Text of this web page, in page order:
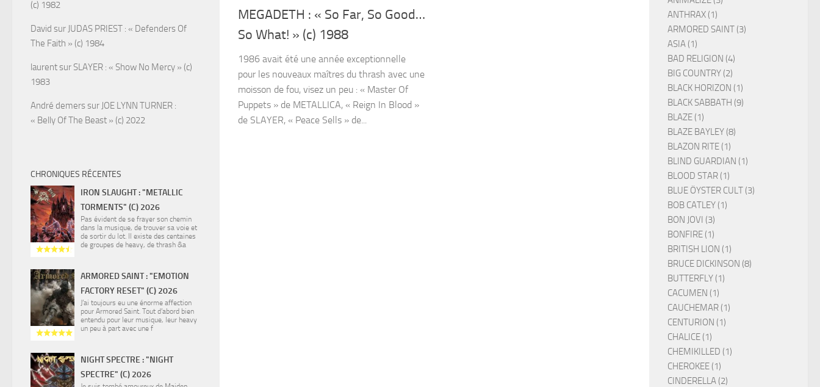
MEGADETH : « So Far, So Good…
So What! » (c) 1988
1986 avait été une année exceptionnelle
pour les nouveaux maîtres du thrash avec une
moisson de fou, visez un peu : « Master Of
Puppets » de METALLICA, « Reign In Blood »
de SLAYER, « Peace Sells » de...
(c) 1982
David sur JUDAS PRIEST : « Defenders Of
The Faith » (c) 1984
laurentsur SLAYER : « Show No Mercy » (c)
1983
André demerssur JOE LYNN TURNER :
« Belly Of The Beast » (c) 2022
CHRONIQUES RÉCENTES
IRON SLAUGHT : "METALLIC
TORMENTS" (C) 2026
Pas évident de se frayer son chemin
dans la musique, de trouver sa voie et
de sortir du lot. Il existe des centaines
de groupes de heavy, de thrash &a
ARMORED SAINT : "EMOTION
FACTORY RESET" (C) 2026
J’ai toujours eu une énorme affection
pour Armored Saint. Tout d’abord bien
entendu pour leur musique, leur heavy
un peu à part avec une f
NIGHT SPECTRE : "NIGHT
SPECTRE" (C) 2026
ANTHRAX (1)
ARMORED SAINT (3)
ASIA (1)
BAD RELIGION (4)
BIG COUNTRY (2)
BLACK HORIZON (1)
BLACK SABBATH (9)
BLAZE (1)
BLAZE BAYLEY (8)
BLAZON RITE (1)
BLIND GUARDIAN (1)
BLOOD STAR (1)
BLUE ÖYSTER CULT (3)
BOB CATLEY (1)
BON JOVI (3)
BONFIRE (1)
BRITISH LION (1)
BRUCE DICKINSON (8)
BUTTERFLY (1)
CACUMEN (1)
CAUCHEMAR (1)
CENTURION (1)
CHALICE (1)
CHEMIKILLED (1)
CHEROKEE (1)
CINDERELLA (2)